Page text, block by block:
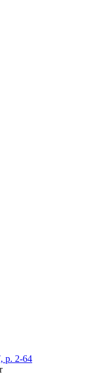
p. 2-64